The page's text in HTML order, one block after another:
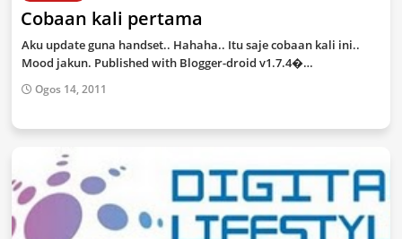
Cobaan kali pertama
Aku update guna handset.. Hahaha.. Itu saje cobaan kali ini..
Mood jakun. Published with Blogger-droid v1.7.4�…
Ogos 14, 2011